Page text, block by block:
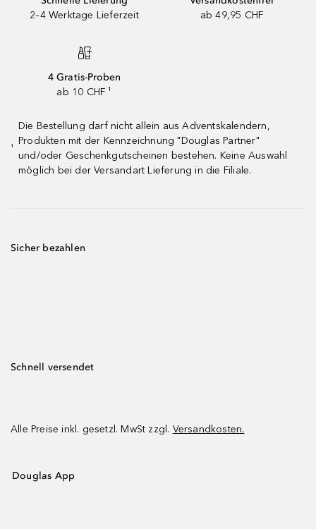
2–4 Werktage Lieferzeit
ab 49,95 CHF
4 Gratis-Proben
ab 10 CHF ¹
¹
Die Bestellung darf nicht allein aus Adventskalendern,
Produkten mit der Kennzeichnung "Douglas Partner"
und/oder Geschenkgutscheinen bestehen. Keine Auswahl
möglich bei der Versandart Lieferung in die Filiale.
Sicher bezahlen
Schnell versendet
Alle Preise inkl. gesetzl. MwSt zzgl. Versandkosten.
Douglas App